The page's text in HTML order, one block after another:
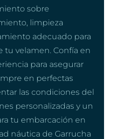
sobre
limpieza
adecuado para
tu velamen. Confía en
para asegurar
en perfectas
las condiciones del
personalizadas y un
tu embarcación en
náutica de Garrucha